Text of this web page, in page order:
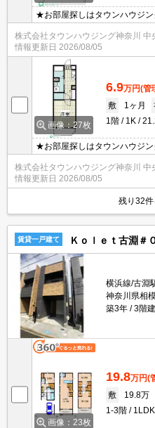
★お部屋探しはタウンハウジ
５分以内★NURO光無料★新
株式会社タウンハウジング神奈川 中
情報更新日 2026/08/05
画像：27枚
6.9万円(管
敷
1ヶ月
1階
1K
★お部屋探しはタウンハウジ
５分以内★NURO光無料★新
株式会社タウンハウジング神奈川 中
情報更新日 2026/08/05
残り32件
賃貸一戸建て Ｋｏｌｅｔ古淵＃
横浜線/古淵
神奈川県相
築3年
3階建
画像：23枚
19.8万円(
敷
19.8万
1-3階